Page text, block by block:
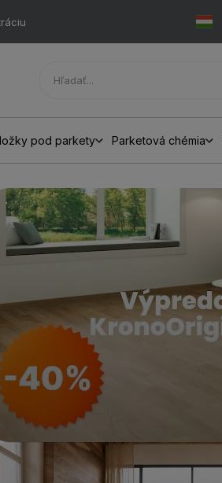
pod parkety Parketová chémia